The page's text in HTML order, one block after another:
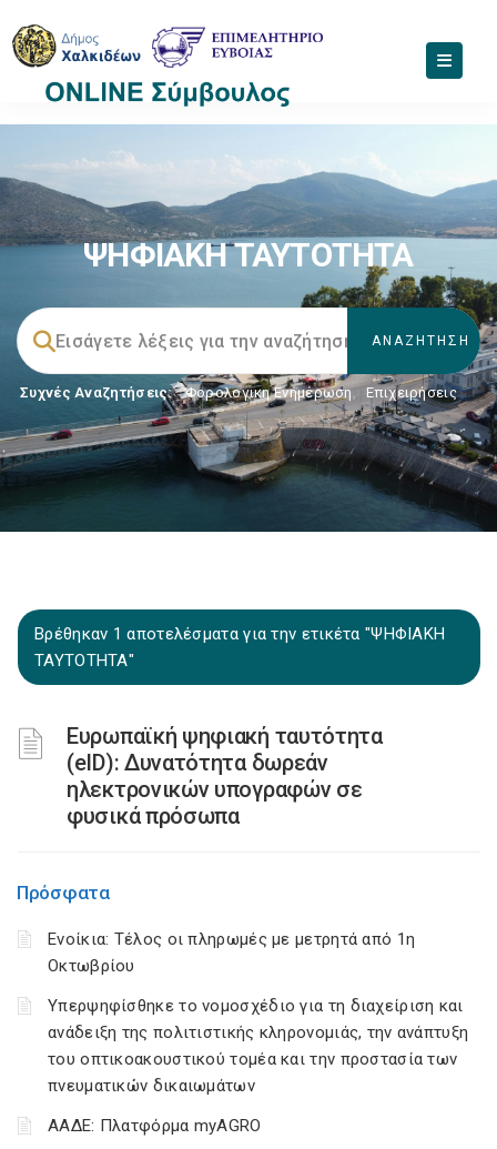
ΨΗΦΙΑΚΗ ΤΑΥΤΟΤΗΤΑ
Συχνές Αναζητήσεις: Φορολογικη Ενημέρωση, Επιχειρήσεις
Βρέθηκαν 1 αποτελέσματα για την ετικέτα "ΨΗΦΙΑΚΗ
ΤΑΥΤΟΤΗΤΑ"
Ευρωπαϊκή ψηφιακή ταυτότητα
(eID): Δυνατότητα δωρεάν
ηλεκτρονικών υπογραφών σε
φυσικά πρόσωπα
Πρόσφατα
Ενοίκια: Τέλος οι πληρωμές με μετρητά από 1η
Οκτωβρίου
Υπερψηφίσθηκε το νομοσχέδιο για τη διαχείριση και
ανάδειξη της πολιτιστικής κληρονομιάς, την ανάπτυξη
του οπτικοακουστικού τομέα και την προστασία των
πνευματικών δικαιωμάτων
ΑΑΔΕ: Πλατφόρμα myAGRO